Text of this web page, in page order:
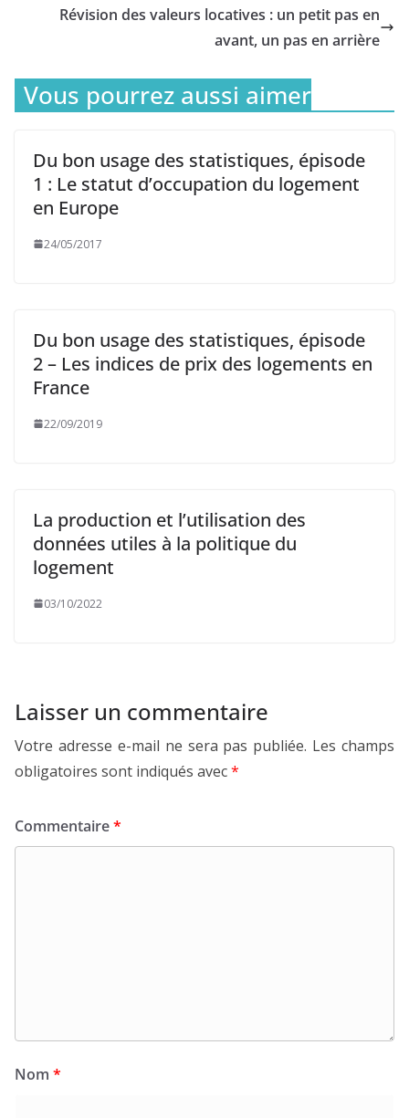
Révision des valeurs locatives : un petit pas en
avant, un pas en arrière
Vous pourrez aussi aimer
Du bon usage des statistiques, épisode
1 : Le statut d’occupation du logement
en Europe
24/05/2017
Du bon usage des statistiques, épisode
2 – Les indices de prix des logements en
France
22/09/2019
La production et l’utilisation des
données utiles à la politique du
logement
03/10/2022
Laisser un commentaire
Votre adresse e-mail ne sera pas publiée. Les champs
obligatoires sont indiqués avec*
Commentaire*
Nom *